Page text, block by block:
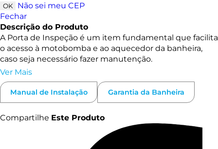
Não sei meu CEP
Fechar
Descrição do Produto
A Porta de Inspeção é um item fundamental que facilita
o acesso à motobomba e ao aquecedor da banheira,
caso seja necessário fazer manutenção.
Ver Mais
Manual de Instalação Garantia da Banheira
Compartilhe Este Produto